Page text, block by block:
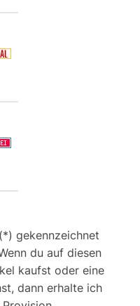
gekennzeichnet
du auf diesen
kaufst oder eine
dann erhalte ich